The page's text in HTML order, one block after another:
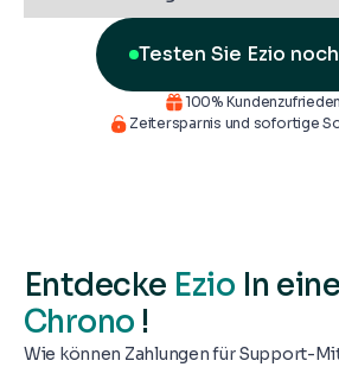
Testen Sie Ezio
100%
Zeitersparnis und sofortige
Entdecke Ezio In
Chrono !
Wie können Zahlungen für Support-